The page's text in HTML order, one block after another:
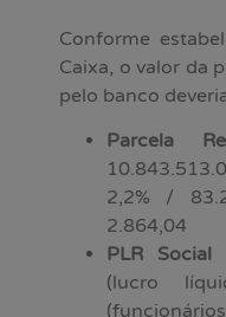
Conforme
Caixa, o valor da
pelo banco
Parcela
2,2% /
2.864,04
PLR Social
(lucro